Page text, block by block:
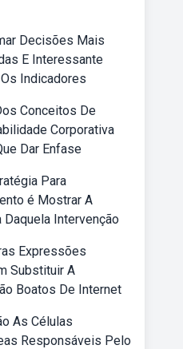
Decisões Mais
E Interessante
Indicadores
Conceitos De
Corporativa
Dar Enfase
Para
é Mostrar A
Daquela Intervenção
Expressões
Substituir A
Boatos De Internet
As Células
Responsáveis Pelo